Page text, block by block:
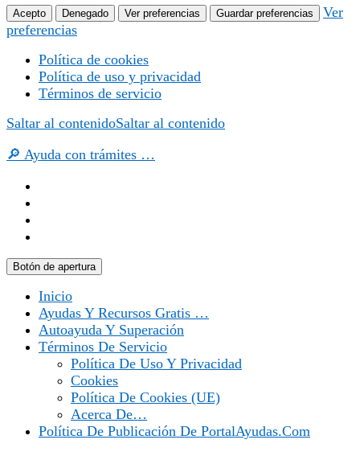
Acepto Denegado Ver preferencias Guardar preferencias
Ver
preferencias
Política de cookies
Política de uso y privacidad
Términos de servicio
Saltar al contenidoSaltar al contenido
🔎 Ayuda con trámites …
Botón de apertura
Inicio
Ayudas Y Recursos Gratis …
Autoayuda Y Superación
Términos De Servicio
Política De Uso Y Privacidad
Cookies
Política De Cookies (UE)
Acerca De…
Política De Publicación De PortalAyudas.com